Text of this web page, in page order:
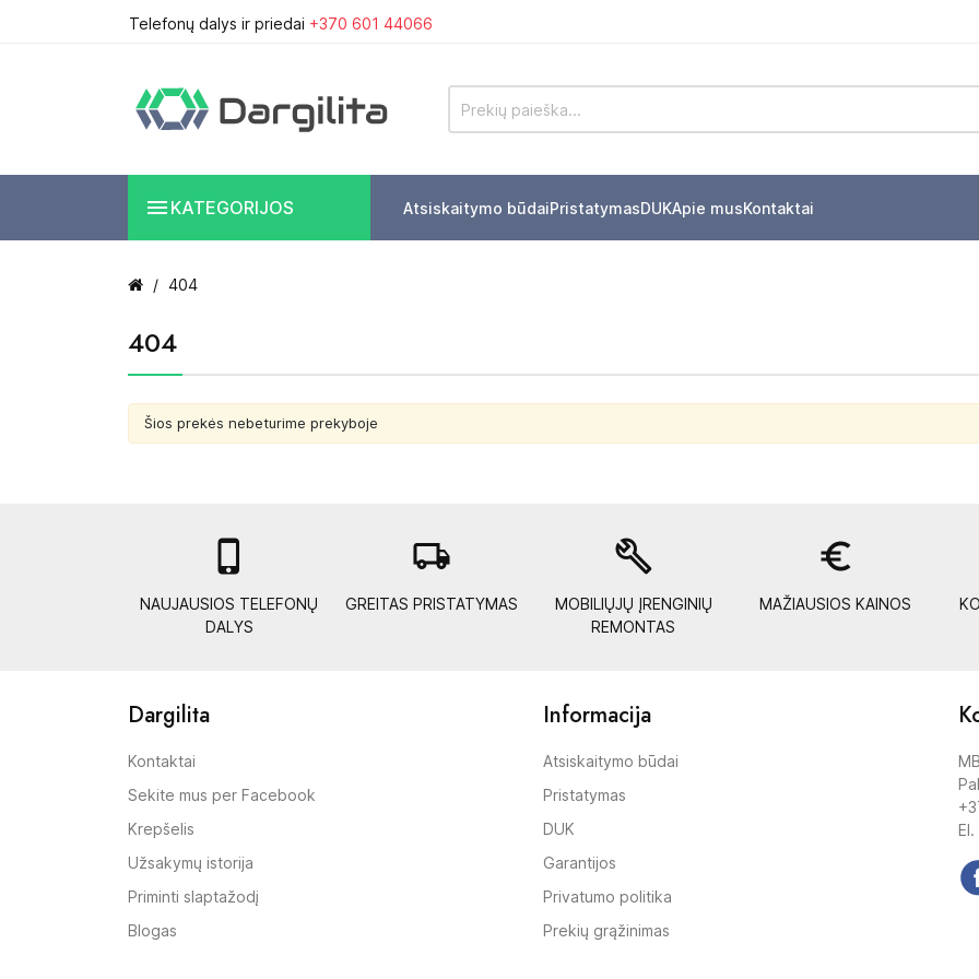
Telefonų dalys ir priedai +370 601 44066
 KATEGORIJOS Atsiskaitymo būdaiPristatymasDUKApie musKontaktai
404
404
Šios prekės nebeturime prekyboje

NAUJAUSIOS TELEFONŲ
DALYS
local_shipping
GREITAS PRISTATYMAS
build
MOBILIŲJŲ ĮRENGINIŲ
REMONTAS
euro_symbol
MAŽIAUSIOS KAINOS
Dargilita
Kontaktai
Sekite mus per Facebook
Krepšelis
Užsakymų istorija
Priminti slaptažodį
Blogas
Informacija
Atsiskaitymo būdai
Pristatymas
DUK
Garantijos
Privatumo politika
Prekių grąžinimas